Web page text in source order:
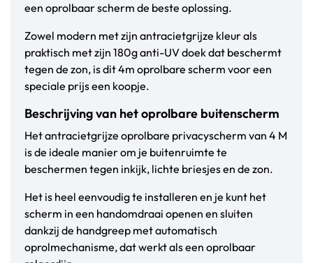
een oprolbaar scherm de beste oplossing.
Zowel modern met zijn antracietgrijze kleur als
praktisch met zijn 180g anti-UV doek dat beschermt
tegen de zon, is dit 4m oprolbare scherm voor een
speciale prijs een koopje.
Beschrijving van het oprolbare buitenscherm
Het antracietgrijze oprolbare privacyscherm van 4 M
is de ideale manier om je buitenruimte te
beschermen tegen inkijk, lichte briesjes en de zon.
Het is heel eenvoudig te installeren en je kunt het
scherm in een handomdraai openen en sluiten
dankzij de handgreep met automatisch
oprolmechanisme, dat werkt als een oprolbaar